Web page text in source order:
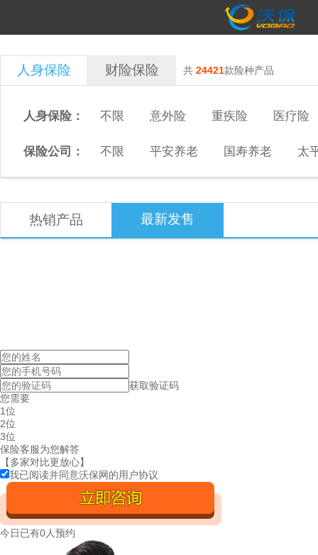
人身保险 财险保险 共 24421款险种产品
人身保险： 不限 意外险 重疾险 医疗险
保险公司： 不限 平安养老 国寿养老 太
热销产品 最新发售
获取验证码
您需要
1位
2位
3位
保险客服为您解答
【多家对比更放心】
我已阅读并同意沃保网的用户协议
今日已有0人预约